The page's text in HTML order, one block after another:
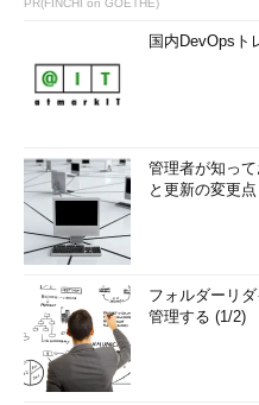
PR(FINCHI on GOETHE)
国内DevOpsト
管理者が知っ
と更新の変更
フォルダーリ
管理する (1/2)